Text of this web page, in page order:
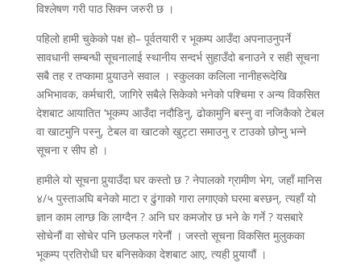
विश्लेषण गरी पाठ सिक्न जरुरी छ ।
पहिलो हामी चुकेको पक्ष हो– पूर्वतयारी र भूकम्प आउँदा अपनाउनुपर्ने
सावधानी सम्बन्धी सूचनालाई स्थानीय सन्दर्भ सुहाउँदो बनाउने र सही सूचना
सबै तह र तप्कामा पुर्‍याउने सवाल । स्कुलका कलिला नानीहरूदेखि
अभिभावक, कर्मचारी, जागिरे सबैले सिकेको भनेको पश्चिमा र अन्य विकसित
देशबाट आयातित ‘भूकम्प आउँदा नदौडिनु, ढोकामुनि बस्नु वा नजिकैको टेबल
वा खाटमुनि पस्नु, टेबल वा खाटको खुट्टा समाउनु र टाउको छोप्नु भन्ने
सूचना र सीप हो ।
हामीले यो सूचना पुर्‍याउँदा घर कस्तो छ ? नेपालको ग्रामीण भेग, जहाँ मानिस
४/५ पुस्ताअघि बनेको माटा र ढुंगाको गारा लगाएको घरमा बस्छन्, त्यहाँ यो
ज्ञान काम लाग्छ कि लाग्दैन ? अनि घर कमजोर छ भने के गर्ने ? यसबारे
सोचेनौं वा सोचेर पनि छलफल गरेनौं । जस्तो सूचना विकसित मुलुकका
भूकम्प प्रतिरोधी घर बनिसकेका देशबाट आए, त्यही पुर्‍यायौं ।